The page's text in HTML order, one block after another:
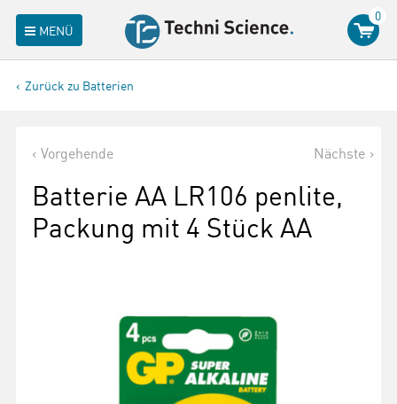
MENÜ
0
Zurück zu Batterien
Vorgehende Nächste
Batterie AA LR106 penlite,
Packung mit 4 Stück AA